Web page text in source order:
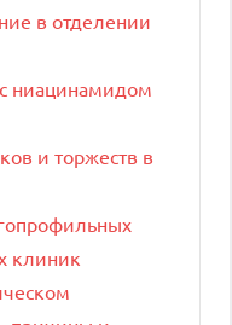
в отделении
ниацинамидом
и торжеств в
клиник